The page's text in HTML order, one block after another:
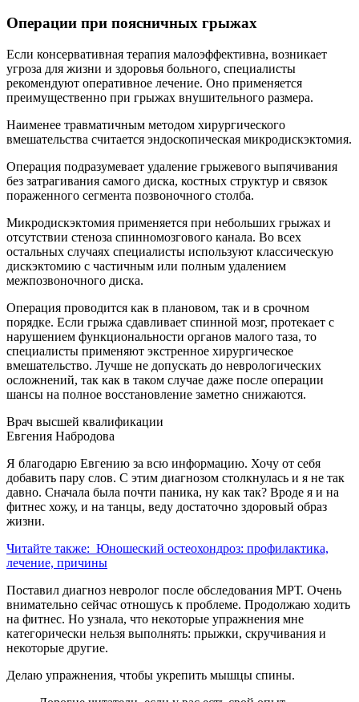
Операции при поясничных грыжах
Если консервативная терапия малоэффективна, возникает
угроза для жизни и здоровья больного, специалисты
рекомендуют оперативное лечение. Оно применяется
преимущественно при грыжах внушительного размера.
Наименее травматичным методом хирургического
вмешательства считается эндоскопическая микродискэктомия.
Операция подразумевает удаление грыжевого выпячивания
без затрагивания самого диска, костных структур и связок
пораженного сегмента позвоночного столба.
Микродискэктомия применяется при небольших грыжах и
отсутствии стеноза спинномозгового канала. Во всех
остальных случаях специалисты используют классическую
дискэктомию с частичным или полным удалением
межпозвоночного диска.
Операция проводится как в плановом, так и в срочном
порядке. Если грыжа сдавливает спинной мозг, протекает с
нарушением функциональности органов малого таза, то
специалисты применяют экстренное хирургическое
вмешательство. Лучше не допускать до неврологических
осложнений, так как в таком случае даже после операции
шансы на полное восстановление заметно снижаются.
Врач высшей квалификации
Евгения Набродова
Я благодарю Евгению за всю информацию. Хочу от себя
добавить пару слов. С этим диагнозом столкнулась и я не так
давно. Сначала была почти паника, ну как так? Вроде я и на
фитнес хожу, и на танцы, веду достаточно здоровый образ
жизни.
Читайте также: Юношеский остеохондроз: профилактика,
лечение, причины
Поставил диагноз невролог после обследования МРТ. Очень
внимательно сейчас отношусь к проблеме. Продолжаю ходить
на фитнес. Но узнала, что некоторые упражнения мне
категорически нельзя выполнять: прыжки, скручивания и
некоторые другие.
Делаю упражнения, чтобы укрепить мышцы спины.